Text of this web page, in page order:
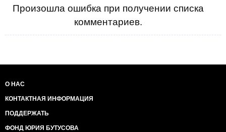
Произошла ошибка при получении списка
комментариев.
О НАС
КОНТАКТНАЯ ИНФОРМАЦИЯ
ПОДДЕРЖАТЬ
ФОНД ЮРИЯ БУТУСОВА